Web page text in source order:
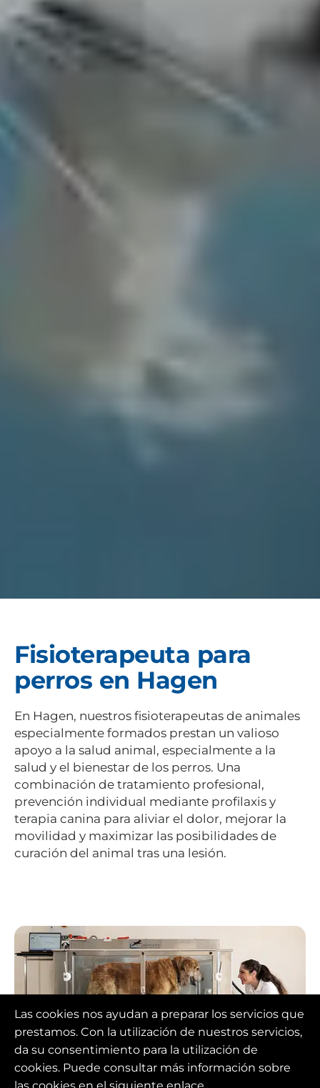
Fisioterapeuta para
perros en Hagen
En Hagen, nuestros fisioterapeutas de animales
especialmente formados prestan un valioso
apoyo a la salud animal, especialmente a la
salud y el bienestar de los perros. Una
combinación de tratamiento profesional,
prevención individual mediante profilaxis y
terapia canina para aliviar el dolor, mejorar la
movilidad y maximizar las posibilidades de
curación del animal tras una lesión.
Fisioterapia animal
Las cookies nos ayudan a preparar los servicios que
prestamos. Con la utilización de nuestros servicios,
da su consentimiento para la utilización de
cookies. Puede consultar más información sobre